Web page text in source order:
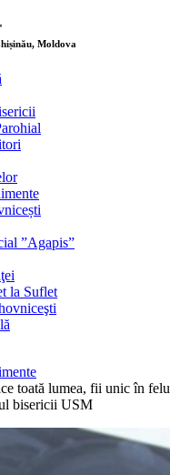
Moldova
”Agapis”
la Suflet
toată lumea, fii unic în
bisericii USM